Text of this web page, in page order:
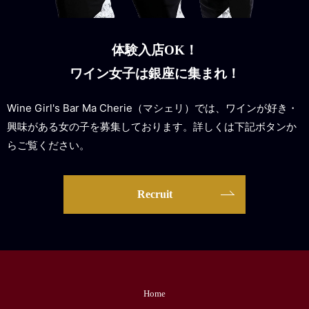
体験入店OK！
ワイン女子は銀座に集まれ！
Wine Girl's Bar Ma Cherie（マシェリ）では、ワインが好き・
興味がある女の子を募集しております。詳しくは下記ボタンか
らご覧ください。
Recruit
Home